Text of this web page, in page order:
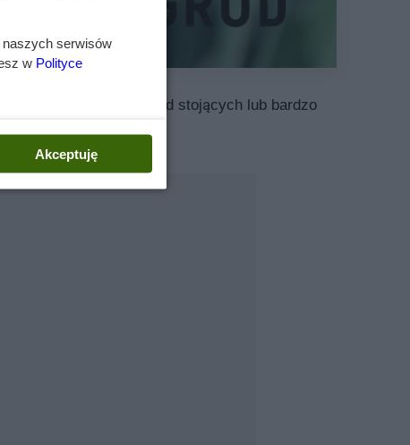
nad brzegami wód stojących lub bardzo
serwisów
w Polityce
Akceptuję